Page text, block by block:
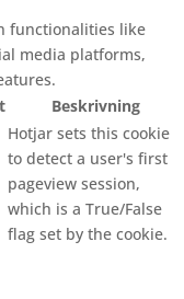
functionalities like
media platforms,
Beskrivning
Hotjar sets this cookie
to detect a user's first
pageview session,
which is a True/False
flag set by the cookie.